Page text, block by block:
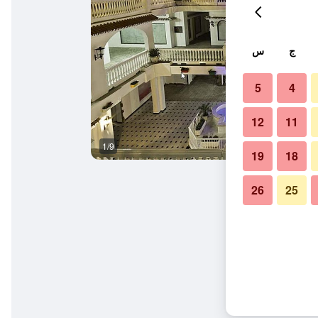
1/9
ج س
4
5
11
12
18
19
25
26